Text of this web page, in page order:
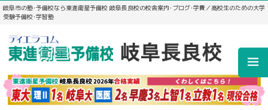
岐阜市の塾･予備校なら東進衛星予備校 岐阜長良校の校舎案内･ブログ･学費／高校生のための大学
受験予備校･学習塾